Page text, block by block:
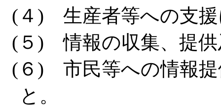
(４) 生産者等への支援
(５) 情報の収集、提供
(６) 市民等への情報提
と。